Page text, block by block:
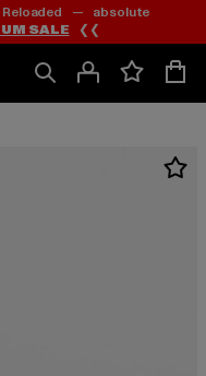
— absolute
SALE ❮❮